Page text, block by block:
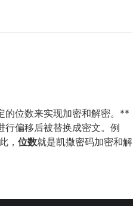
的位数来实现加密和解密。**
行偏移后被替换成密文。例
， 位数就是凯撒密码加密和解